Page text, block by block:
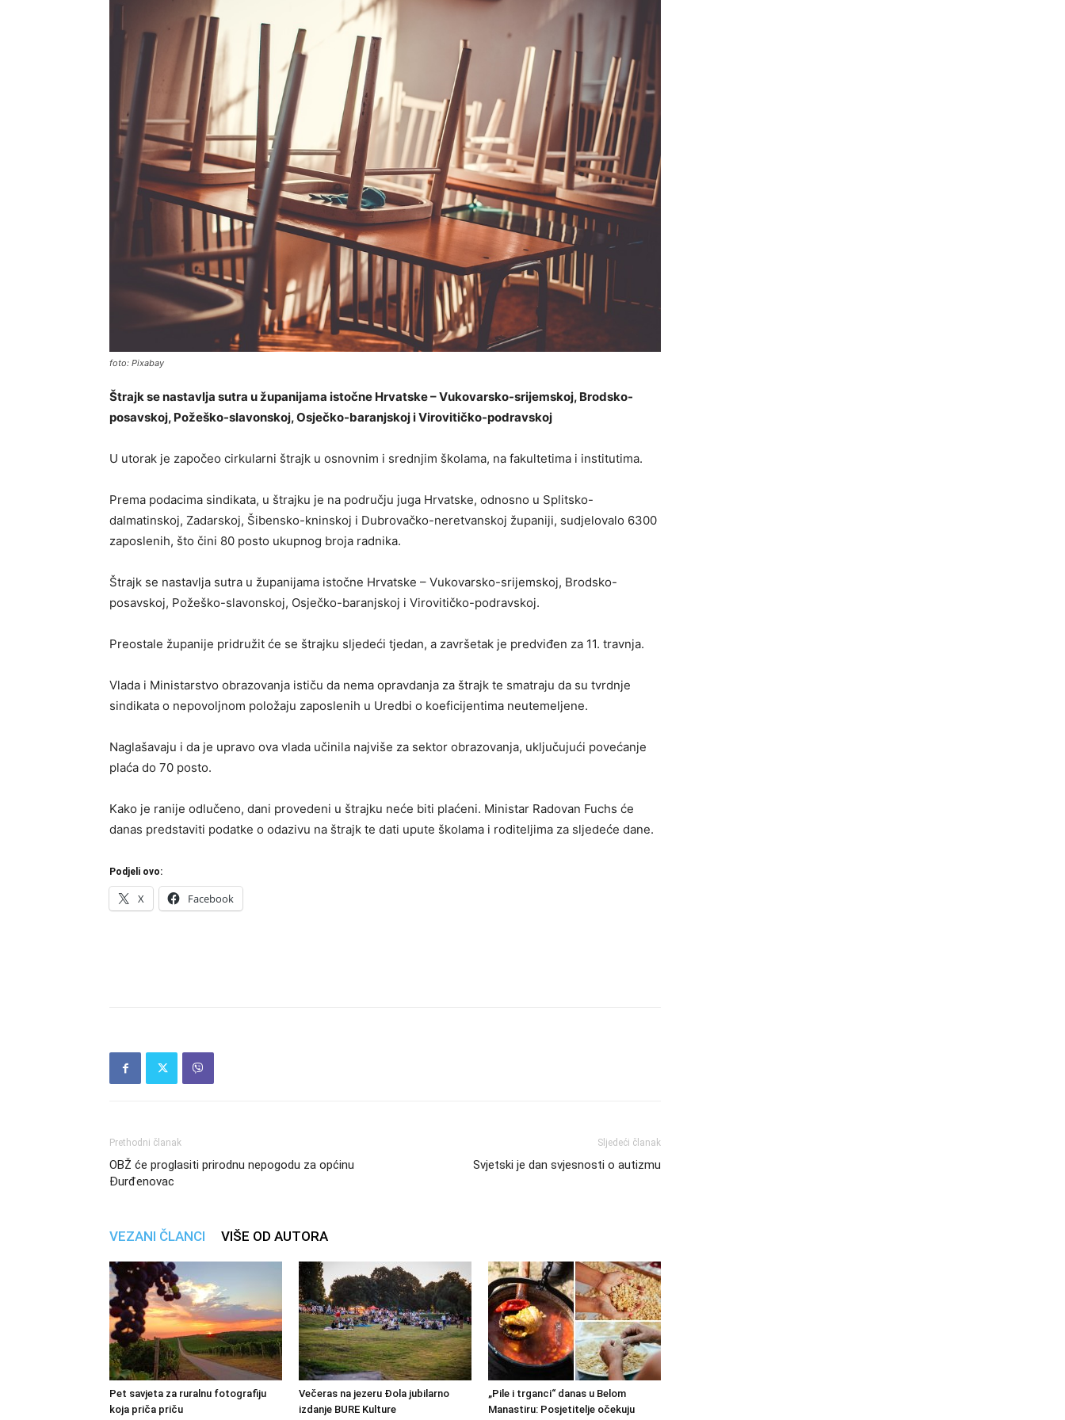
foto: Pixabay
Štrajk se nastavlja sutra u županijama istočne Hrvatske – Vukovarsko-srijemskoj, Brodsko-
posavskoj, Požeško-slavonskoj, Osječko-baranjskoj i Virovitičko-podravskoj
U utorak je započeo cirkularni štrajk u osnovnim i srednjim školama, na fakultetima i institutima.
Prema podacima sindikata, u štrajku je na području juga Hrvatske, odnosno u Splitsko-
dalmatinskoj, Zadarskoj, Šibensko-kninskoj i Dubrovačko-neretvanskoj županiji, sudjelovalo 6300
zaposlenih, što čini 80 posto ukupnog broja radnika.
Štrajk se nastavlja sutra u županijama istočne Hrvatske – Vukovarsko-srijemskoj, Brodsko-
posavskoj, Požeško-slavonskoj, Osječko-baranjskoj i Virovitičko-podravskoj.
Preostale županije pridružit će se štrajku sljedeći tjedan, a završetak je predviđen za 11. travnja.
Vlada i Ministarstvo obrazovanja ističu da nema opravdanja za štrajk te smatraju da su tvrdnje
sindikata o nepovoljnom položaju zaposlenih u Uredbi o koeficijentima neutemeljene.
Naglašavaju i da je upravo ova vlada učinila najviše za sektor obrazovanja, uključujući povećanje
plaća do 70 posto.
Kako je ranije odlučeno, dani provedeni u štrajku neće biti plaćeni. Ministar Radovan Fuchs će
danas predstaviti podatke o odazivu na štrajk te dati upute školama i roditeljima za sljedeće dane.
Podjeli ovo:
X Facebook
Prethodni članak
OBŽ će proglasiti prirodnu nepogodu za općinu
Đurđenovac
Sljedeći članak
Svjetski je dan svjesnosti o autizmu
VEZANI ČLANCI VIŠE OD AUTORA
Pet savjeta za ruralnu fotografiju
koja priča priču
Večeras na jezeru Đola jubilarno
izdanje BURE Kulture
„Pile i trganci“ danas u Belom
Manastiru: Posjetitelje očekuju